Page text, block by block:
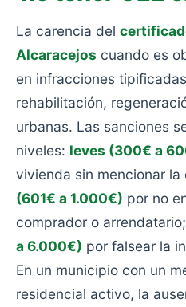
La carencia del
Alcaracejos cuando es
en infracciones
rehabilitación,
urbanas. Las sanciones
niveles: leves (300€ a
vivienda sin mencionar la
(601€ a 1.000€) por no
comprador o
a 6.000€) por falsear la
En un municipio con un
residencial activo, la